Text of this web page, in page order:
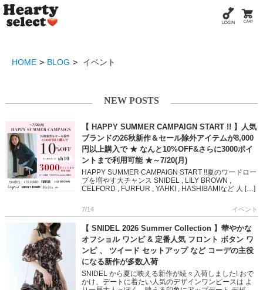
HOME BLOG イベント
NEW POSTS
【 HAPPY SUMMER CAMPAIGN START !! 】人気
ブランドの26秋新作＆セール除外アイテムが8,000
円以上購入で ★ なんと10%OFF&さらに3000ポイ
ントまで利用可能 ★～7/20(月)
HAPPY SUMMER CAMPAIGN START !!夏のワードロー
ブを増やす大チャンス SNIDEL , LILY BROWN ,
CELFORD , FURFUR , YAHKI , HASHIBAMIなど 人 […]
7/14 イベント
【 SNIDEL 2026 Summer Collection 】華やかな
オフショル ワンピ & 定番人気 フロント ボタン ワ
ンピ 、 ツイード セットアップ など コーデの主役
になる新作が多数入荷
SNIDEL から夏に映える新作が続々入荷しました! おで
かけ、デートに着たい人気のデザインワンピースは よ